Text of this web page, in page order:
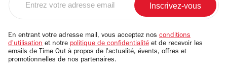
email
En entrant votre adresse mail, vous acceptez nos conditions
d'utilisation et notre politique de confidentialité et de recevoir les
emails de Time Out à propos de l'actualité, évents, offres et
promotionnelles de nos partenaires.